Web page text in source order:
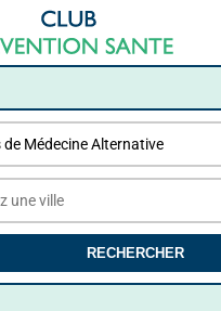
RECHERCHER